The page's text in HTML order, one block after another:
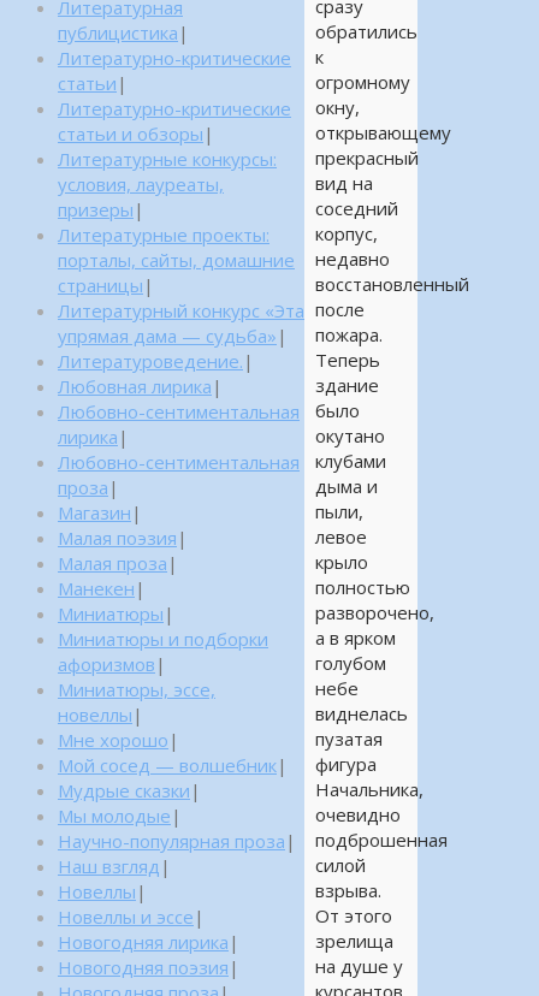
сразу
обратились
к
огромному
окну,
открывающему
прекрасный
вид на
соседний
корпус,
недавно
восстановленный
после
пожара.
Теперь
здание
было
окутано
клубами
дыма и
пыли,
левое
крыло
полностью
разворочено,
а в ярком
голубом
небе
виднелась
пузатая
фигура
Начальника,
очевидно
подброшенная
силой
взрыва.
От этого
зрелища
на душе у
Литературная
публицистика |
Литературно-критические
статьи |
Литературно-критические
статьи и обзоры |
Литературные конкурсы:
условия, лауреаты,
призеры |
Литературные проекты:
порталы, сайты, домашние
страницы |
Литературный конкурс «Эта
упрямая дама — судьба» |
Литературоведение. |
Любовная лирика |
Любовно-сентиментальная
лирика |
Любовно-сентиментальная
проза |
Магазин |
Малая поэзия |
Малая проза |
Манекен |
Миниатюры |
Миниатюры и подборки
афоризмов |
Миниатюры, эссе,
новеллы |
Мне хорошо |
Мой сосед — волшебник|
Мудрые сказки |
Мы молодые |
Научно-популярная проза |
Наш взгляд |
Новеллы |
Новеллы и эссе |
Новогодняя лирика |
Новогодняя поэзия |